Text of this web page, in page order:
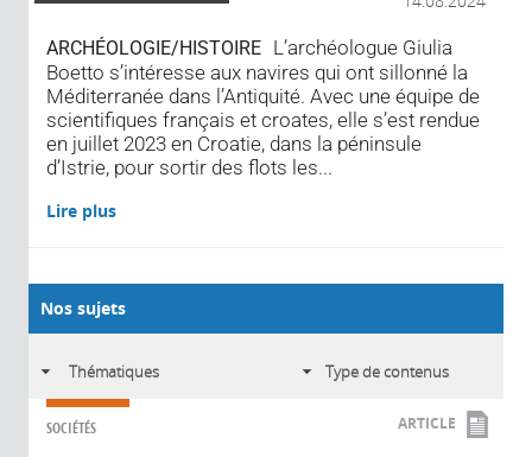
ARCHÉOLOGIE/HISTOIRE
L’archéologue Giulia
Boetto s’intéresse aux navires qui ont sillonné la
Méditerranée dans l’Antiquité. Avec une équipe de
scientifiques français et croates, elle s’est rendue
en juillet 2023 en Croatie, dans la péninsule
d’Istrie, pour sortir des flots les...
Lire plus
Nos sujets
SOCIÉTÉS ARTICLE